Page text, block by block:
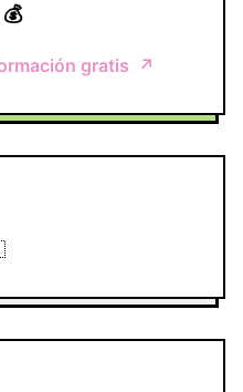
💰
gratis ↗️